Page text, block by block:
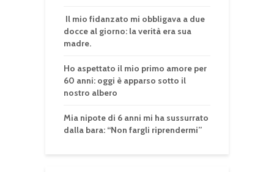
Il mio fidanzato mi obbligava a due
docce al giorno: la verità era sua
madre.
Ho aspettato il mio primo amore per
60 anni: oggi è apparso sotto il
nostro albero
Mia nipote di 6 anni mi ha sussurrato
dalla bara: “Non fargli riprendermi”